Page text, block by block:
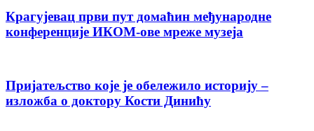
Крагујевац први пут домаћин међународне
конференције ИКОМ-ове мреже музеја
Пријатељство које је обележило историју –
изложба о доктору Кости Динићу